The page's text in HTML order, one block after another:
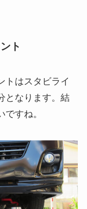
ト
トはスタビライ
となります。結
すね。